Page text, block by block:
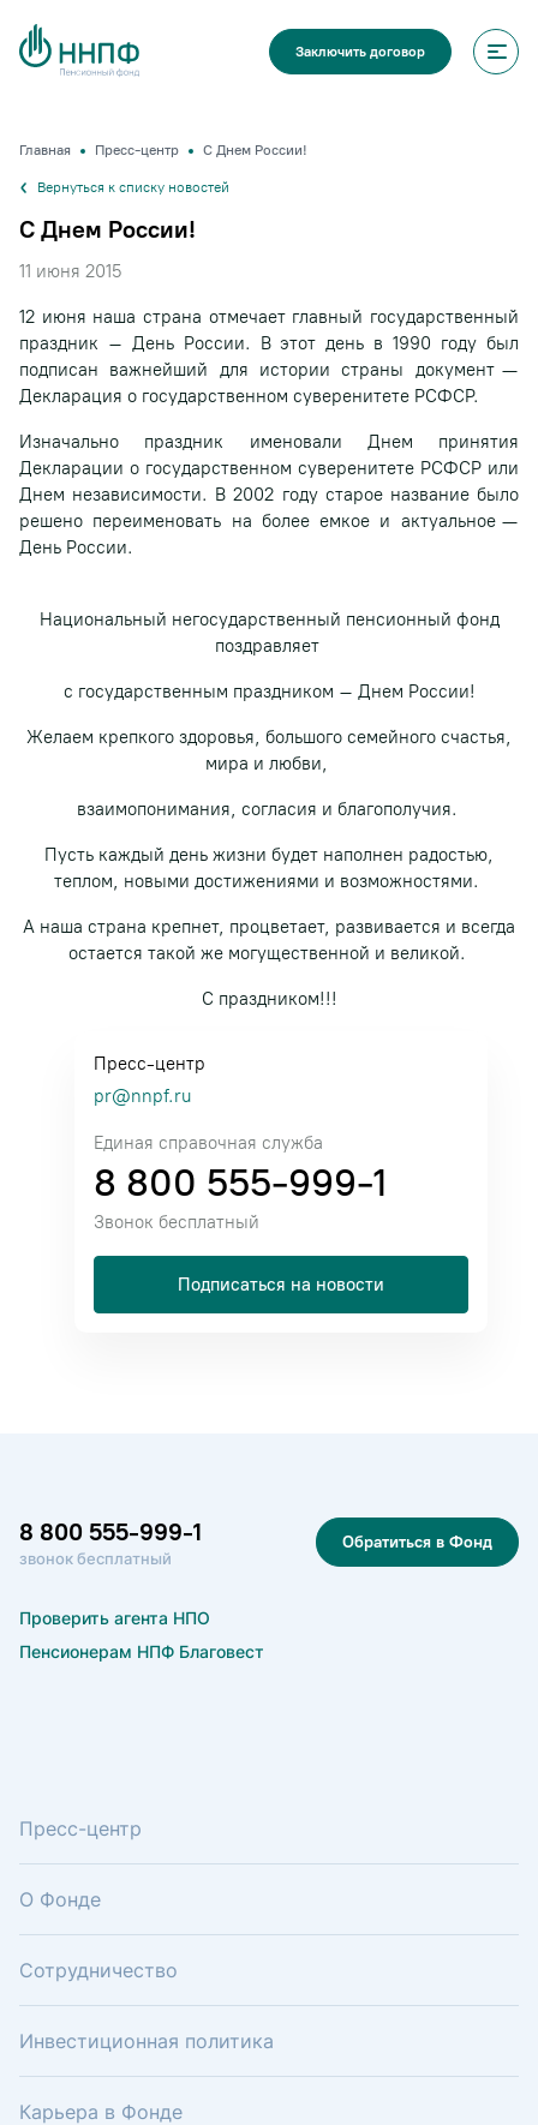
Заключить договор
Главная Пресс-центр С Днем России!
Вернуться к списку новостей
С Днем России!
11 июня 2015
12 июня наша страна отмечает главный государственный
праздник – День России. В этот день в 1990 году был
подписан важнейший для истории страны документ —
Декларация о государственном суверенитете РСФСР.
Изначально праздник именовали Днем принятия
Декларации о государственном суверенитете РСФСР или
Днем независимости. В 2002 году старое название было
решено переименовать на более емкое и актуальное —
День России.
Национальный негосударственный пенсионный фонд
поздравляет
с государственным праздником – Днем России!
Желаем крепкого здоровья, большого семейного счастья,
мира и любви,
взаимопонимания, согласия и благополучия.
Пусть каждый день жизни будет наполнен радостью,
теплом, новыми достижениями и возможностями.
А наша страна крепнет, процветает, развивается и всегда
остается такой же могущественной и великой.
С праздником!!!
Пресс-центр
pr@nnpf.ru
Единая справочная служба
8 800 555-999-1
Звонок бесплатный
Подписаться на новости
8 800 555-999-1
звонок бесплатный
Обратиться в Фонд
Проверить агента НПО
Пенсионерам НПФ Благовест
Пресс-центр
О Фонде
Сотрудничество
Инвестиционная политика
Карьера в Фонде